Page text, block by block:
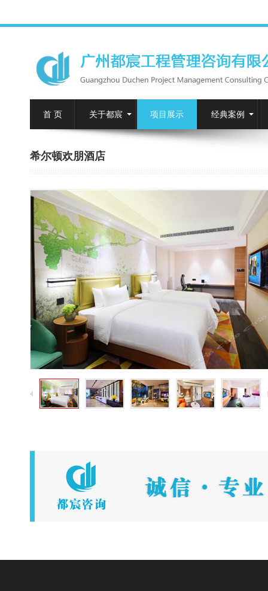
首 页 关于都宸 项目展示 经典案例
希尔顿欢朋酒店